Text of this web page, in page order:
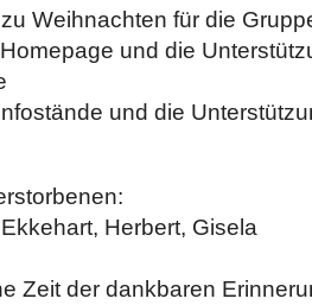
Weihnachten für die
und die
und die
Herbert, Gisela
Zeit der dankbaren